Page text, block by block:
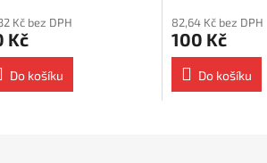
Kč bez DPH
Kč
Do košíku
82,64 Kč bez DPH
100 Kč
Do košíku